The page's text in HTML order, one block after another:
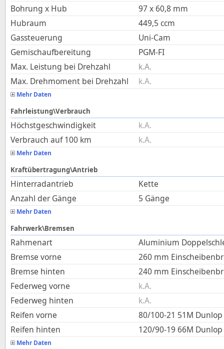
Bohrung x Hub
97x 60,8 mm
Hubraum
449,5 ccm
Gassteuerung
Uni-Cam
Gemischaufbereitung
PGM-FI
Max. Leistung bei Drehzahl
k.A.
Max. Drehmoment bei Drehzahl
k.A.
Mehr Daten
Fahrleistung\Verbrauch
Höchstgeschwindigkeit
k.A.
Verbrauch auf 100 km
k.A.
Mehr Daten
Kraftübertragung\Antrieb
Hinterradantrieb
Kette
Anzahl der Gänge
5 Gänge
Mehr Daten
Fahrwerk\Bremsen
Rahmenart
Aluminium
Bremse vorne
260 mm
Bremse hinten
240 mm
Federweg vorne
k.A.
Federweg hinten
k.A.
Reifen vorne
80/100-21 51M Dunlop
Reifen hinten
120/90-19 66M
Mehr Daten